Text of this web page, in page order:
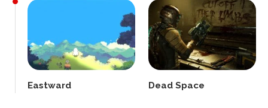
Eastward Dead Space